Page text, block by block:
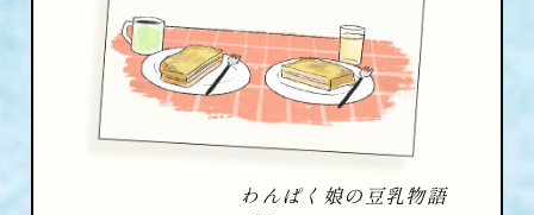
わんぱく娘の豆乳物語